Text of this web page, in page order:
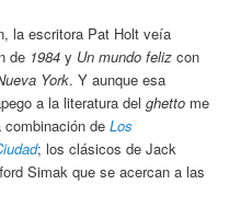
la escritora Pat Holt veía
de 1984 y Un mundo feliz con
York. Y aunque esa
a la literatura delghetto me
combinación deLos
; los clásicos de Jack
Simak que se acercan a las